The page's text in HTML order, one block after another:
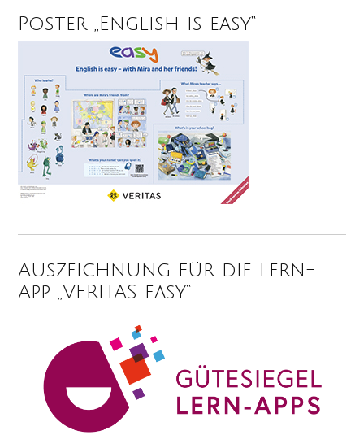
Poster „English is easy“
Auszeichnung für die Lern-
App „VERITAS easy“